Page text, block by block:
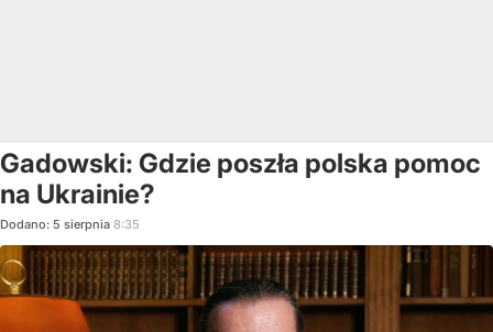
Gadowski: Gdzie poszła polska pomoc
na Ukrainie?
Dodano: 5 sierpnia 8:35